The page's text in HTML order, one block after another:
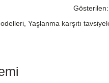
Yaşlanma karşıtı